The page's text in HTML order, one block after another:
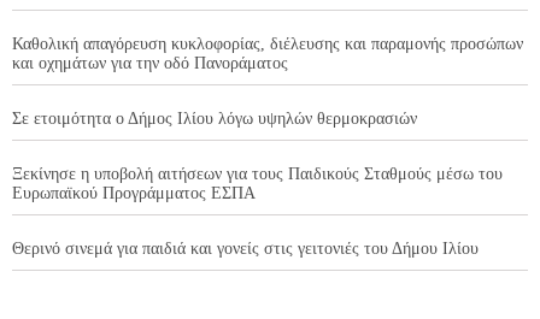
Καθολική απαγόρευση κυκλοφορίας, διέλευσης και παραμονής προσώπων
και οχημάτων για την οδό Πανοράματος
Σε ετοιμότητα ο Δήμος Ιλίου λόγω υψηλών θερμοκρασιών
Ξεκίνησε η υποβολή αιτήσεων για τους Παιδικούς Σταθμούς μέσω του
Ευρωπαϊκού Προγράμματος ΕΣΠΑ
Θερινό σινεμά για παιδιά και γονείς στις γειτονιές του Δήμου Ιλίου